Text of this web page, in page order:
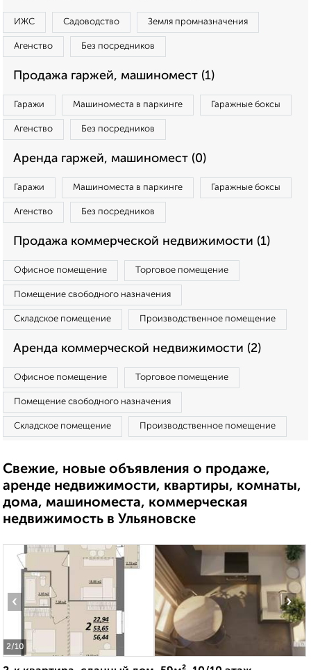
ИЖС Садоводство Земля промназначения
Агенство Без посредников
Продажа гаржей, машиномест (1)
Гаражи Машиноместа в паркинге Гаражные боксы
Агенство Без посредников
Аренда гаржей, машиномест (0)
Гаражи Машиноместа в паркинге Гаражные боксы
Агенство Без посредников
Продажа коммерческой недвижимости (1)
Офисное помещение Торговое помещение
Помещение свободного назначения
Складское помещение Производственное помещение
Аренда коммерческой недвижимости (2)
Офисное помещение Торговое помещение
Помещение свободного назначения
Складское помещение Производственное помещение
Свежие, новые объявления о продаже,
аренде недвижимости, квартиры, комнаты,
дома, машиноместа, коммерческая
недвижимость в Ульяновске
2/10
‹ ›